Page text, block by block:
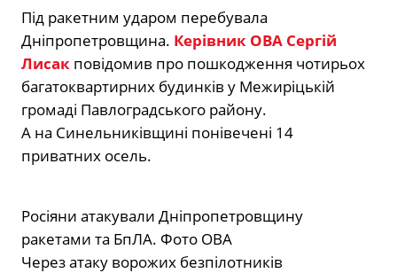
Під ракетним ударом перебувала
Дніпропетровщина. Керівник ОВА Сергій
Лисак повідомив про пошкодження чотирьох
багатоквартирних будинків у Межиріцькій
громаді Павлоградського району.
А на Синельниківщині понівечені 14
приватних осель.
Росіяни атакували Дніпропетровщину
ракетами та БпЛА. Фото ОВА
Через атаку ворожих безпілотників